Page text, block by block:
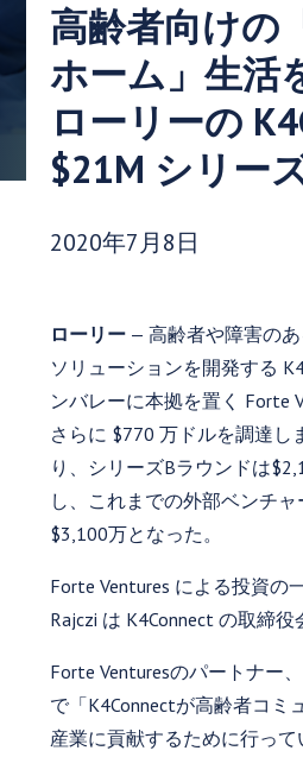
高齢者向けの
ホーム」生活
ローリーの
$21M シリー
発行日:
2020年7月8日
ローリー — 高齢者や障害の
ソリューションを開発する
ンバレーに本拠を置く Forte
さらに $770 万ドルを調達し
り、シリーズBラウンドは
し、これまでの外部ベンチ
$3,100万となった。
Forte Ventures による投資の
Rajczi は K4Connect の取締役
Forte Venturesのパートナー
で「K4Connectが高齢者コミ
産業に貢献するために行っ